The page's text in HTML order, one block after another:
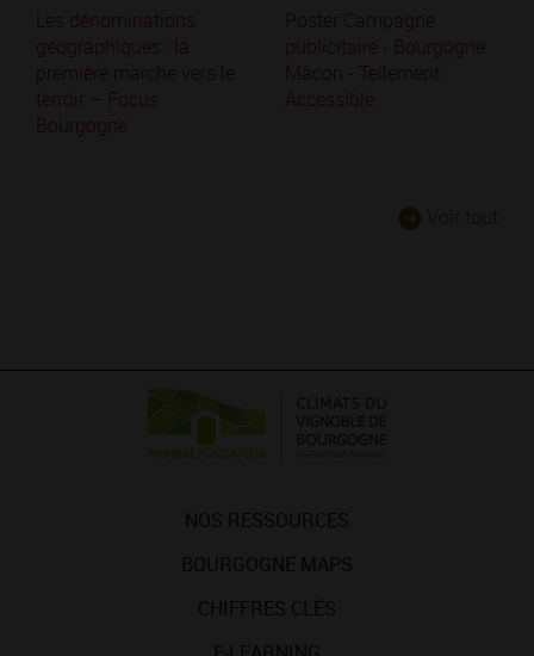
Les dénominations
géographiques : la
première marche vers le
terroir – Focus
Bourgogne
Poster Campagne
publicitaire - Bourgogne
Mâcon - Tellement
Accessible